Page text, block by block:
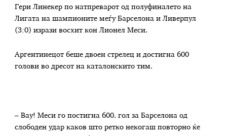
Гери Линекер по натпреварот од полуфиналето на
Лигата на шампионите меѓу Барселона и Ливерпул
(3:0) изрази восхит кон Лионел Меси.
Аргентинецот беше двоен стрелец и достигна 600
голови во дресот на каталонскито тим.
– Вау! Меси го постигна 600. гол за Барселона од
слободен удар каков што ретко некогаш повторно ќе